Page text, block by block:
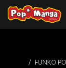
FUNKO